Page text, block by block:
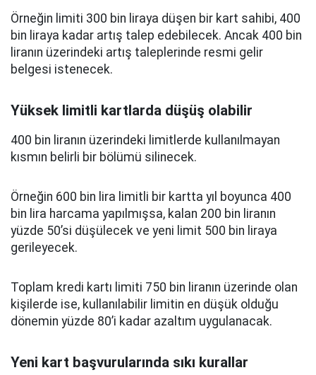
Örneğin limiti 300 bin liraya düşen bir kart sahibi, 400
bin liraya kadar artış talep edebilecek. Ancak 400 bin
liranın üzerindeki artış taleplerinde resmi gelir
belgesi istenecek.
Yüksek limitli kartlarda düşüş olabilir
400 bin liranın üzerindeki limitlerde kullanılmayan
kısmın belirli bir bölümü silinecek.
Örneğin 600 bin lira limitli bir kartta yıl boyunca 400
bin lira harcama yapılmışsa, kalan 200 bin liranın
yüzde 50’si düşülecek ve yeni limit 500 bin liraya
gerileyecek.
Toplam kredi kartı limiti 750 bin liranın üzerinde olan
kişilerde ise, kullanılabilir limitin en düşük olduğu
dönemin yüzde 80’i kadar azaltım uygulanacak.
Yeni kart başvurularında sıkı kurallar